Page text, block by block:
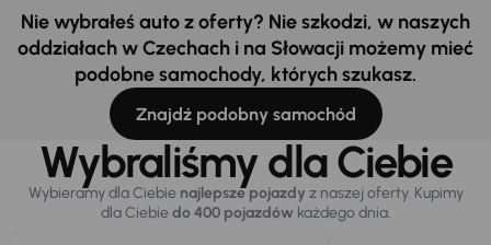
Nie wybrałeś auto z oferty? Nie szkodzi, w naszych
oddziałach w Czechach i na Słowacji możemy mieć
podobne samochody, których szukasz.
Znajdź podobny samochód
Wybraliśmy dla Ciebie
Wybieramy dla Ciebie najlepsze pojazdy z naszej oferty. Kupimy
dla Ciebiedo 400 pojazdówkażdego dnia.